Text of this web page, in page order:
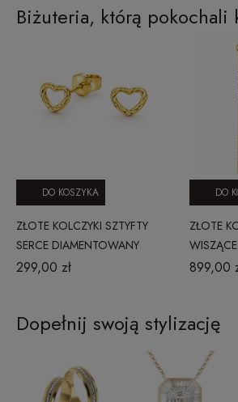
Biżuteria, którą pokochali
ZŁOTE KOLCZYKI SZTYFTY
SERCE DIAMENTOWANY
KONTUR
299,00 zł
DO KOSZYKA
ZŁOTE
899,00
DO
Dopełnij swoją stylizację